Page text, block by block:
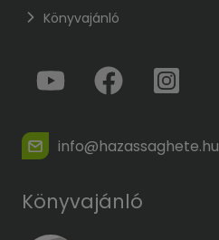
Könyvajánló
info@hazassaghete.hu
Könyvajánló